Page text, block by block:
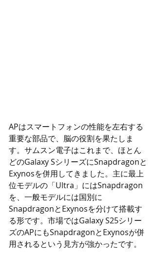
APはスマートフォンの性能を左右する
重要な部品で、脳の役割を果たしま
す。サムスン電子はこれまで、ほとん
どのGalaxy SシリーズにSnapdragonと
Exynosを併用してきました。主に最上
位モデルの「Ultra」にはSnapdragon
を、一般モデルには国別に
SnapdragonとExynosを分けて搭載す
る形です。市場ではGalaxy S25シリー
ズのAPにもSnapdragonとExynosが併
用されるという見方が強かったです。